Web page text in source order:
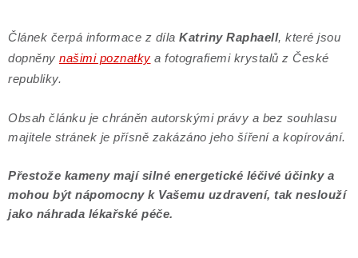
Článek čerpá informace z díla Katriny Raphaell, které jsou
dopněny našimi poznatky a fotografiemi krystalů z České
republiky.
Obsah článku je chráněn autorskými právy a bez souhlasu
majitele stránek je přísně zakázáno jeho šíření a kopírování.
Přestože kameny mají silné energetické léčivé účinky a
mohou být nápomocny k Vašemu uzdravení, tak neslouží
jako náhrada lékařské péče.